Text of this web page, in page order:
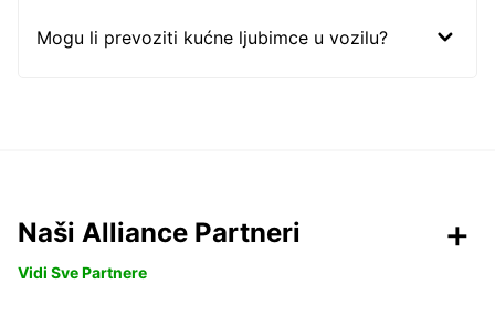
Mogu li prevoziti kućne ljubimce u vozilu?
Naši Alliance Partneri
Vidi Sve Partnere